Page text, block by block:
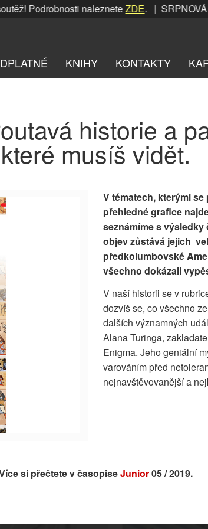
Podrobnosti nalezneteZDE. | SRPNOVÁ
KNIHY KONTAKTY
historie a
které musíš vidět.
V tématech, kterými
přehledné grafice
seznámíme s
objev zůstává jejich
předkolumbovské
všechno dokázali
V naší historii se v
dozvíš se, co všechno
dalších významných
Alana Turinga,
Enigma. Jeho geniální
varováním před
nejnavštěvovanější a
si přečtete v časopiseJunior05 / 2019.